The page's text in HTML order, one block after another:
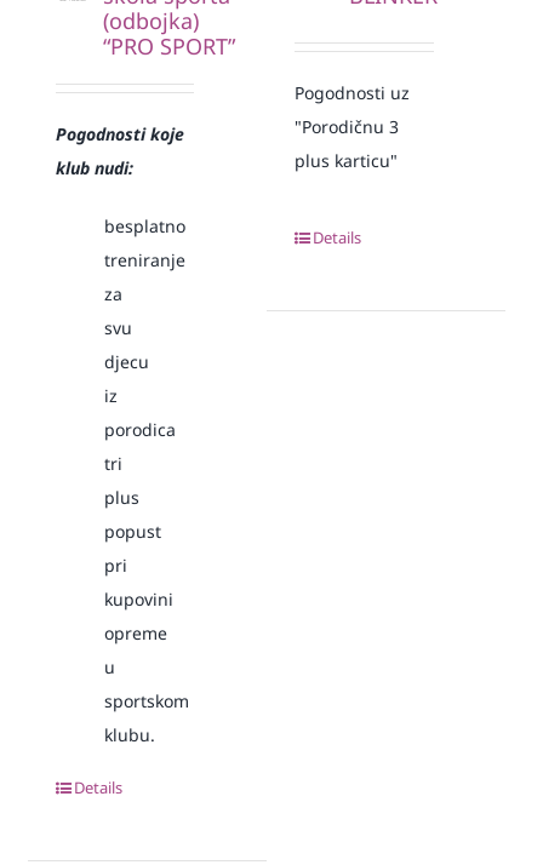
(odbojka)
“PRO SPORT”
Pogodnosti koje
klub nudi:
besplatno
treniranje
za
svu
djecu
iz
porodica
tri
plus
popust
pri
kupovini
opreme
u
sportskom
klubu.
Details
Pogodnosti uz
"Porodičnu 3
plus karticu"
Details